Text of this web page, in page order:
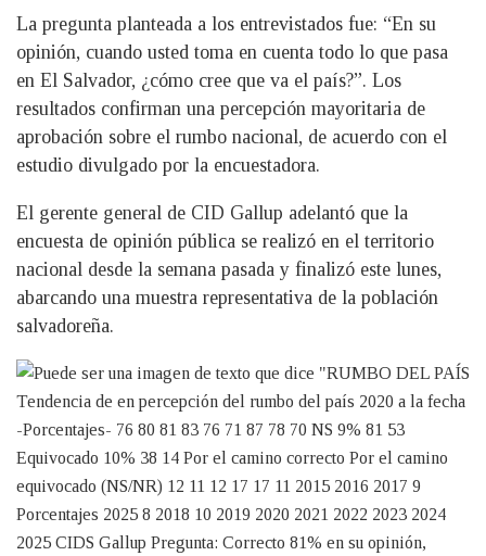
La pregunta planteada a los entrevistados fue: “En su
opinión, cuando usted toma en cuenta todo lo que pasa
en El Salvador, ¿cómo cree que va el país?”. Los
resultados confirman una percepción mayoritaria de
aprobación sobre el rumbo nacional, de acuerdo con el
estudio divulgado por la encuestadora.
El gerente general de CID Gallup adelantó que la
encuesta de opinión pública se realizó en el territorio
nacional desde la semana pasada y finalizó este lunes,
abarcando una muestra representativa de la población
salvadoreña.